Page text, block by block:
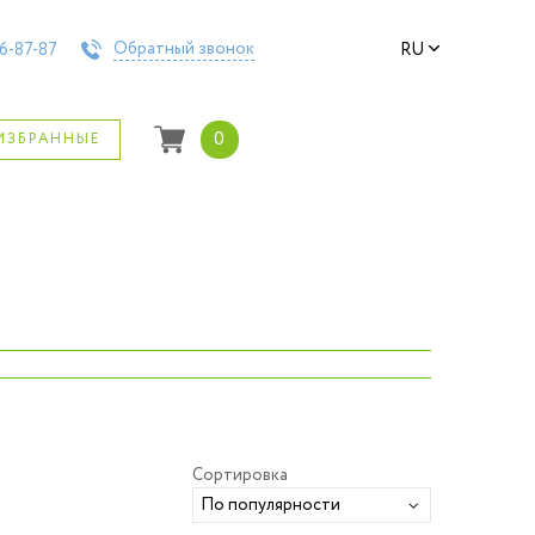
87-87 Обратный звонок RU
0
›
Сортировка